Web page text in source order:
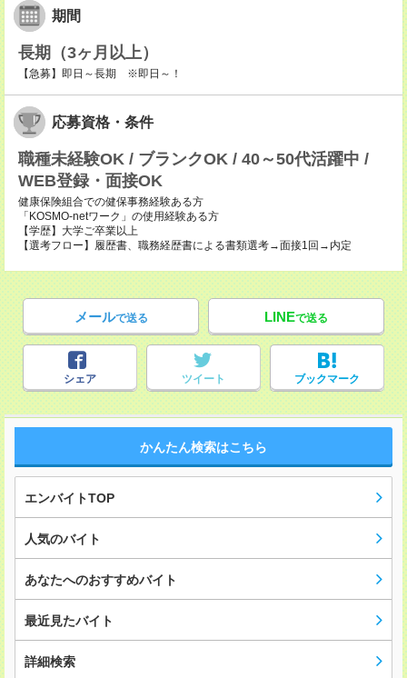
期間
長期（3ヶ月以上）
【急募】即日～長期 ※即日～！
応募資格・条件
職種未経験OK / ブランクOK / 40～50代活躍中 /
WEB登録・面接OK
健康保険組合での健保事務経験ある方
「KOSMO-netワーク」の使用経験ある方
【学歴】大学ご卒業以上
【選考フロー】履歴書、職務経歴書による書類選考→面接1回→内定
メールで送る LINEで送る
シェア ツイート ブックマーク
かんたん検索はこちら
エンバイトTOP
人気のバイト
あなたへのおすすめバイト
最近見たバイト
詳細検索